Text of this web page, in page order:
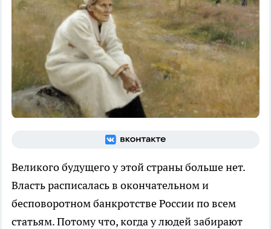
Великого будущего у этой страны больше нет.
Власть расписалась в окончательном и
бесповоротном банкротстве России по всем
статьям. Потому что, когда у людей забирают